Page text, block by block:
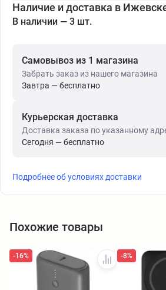
Наличие и доставка в
В наличии — 3 шт.
Самовывоз из 1 магазина
Забрать заказ из нашего магазина
Завтра — бесплатно
Курьерская доставка
Доставка заказа по указанному
Сегодня — бесплатно
Подробнее об условиях доставки
Похожие товары
-16% -8%